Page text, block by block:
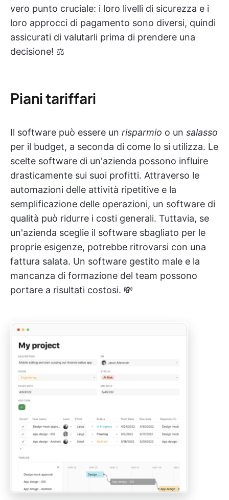
vero punto cruciale: i loro livelli di sicurezza e i
loro approcci di pagamento sono diversi, quindi
assicurati di valutarli prima di prendere una
decisione! ⚖️
Piani tariffari
Il software può essere un risparmio o un salasso
per il budget, a seconda di come lo si utilizza. Le
scelte software di un'azienda possono influire
drasticamente sui suoi profitti. Attraverso le
automazioni delle attività ripetitive e la
semplificazione delle operazioni, un software di
qualità può ridurre i costi generali. Tuttavia, se
un'azienda sceglie il software sbagliato per le
proprie esigenze, potrebbe ritrovarsi con una
fattura salata. Un software gestito male e la
mancanza di formazione del team possono
portare a risultati costosi. 💸